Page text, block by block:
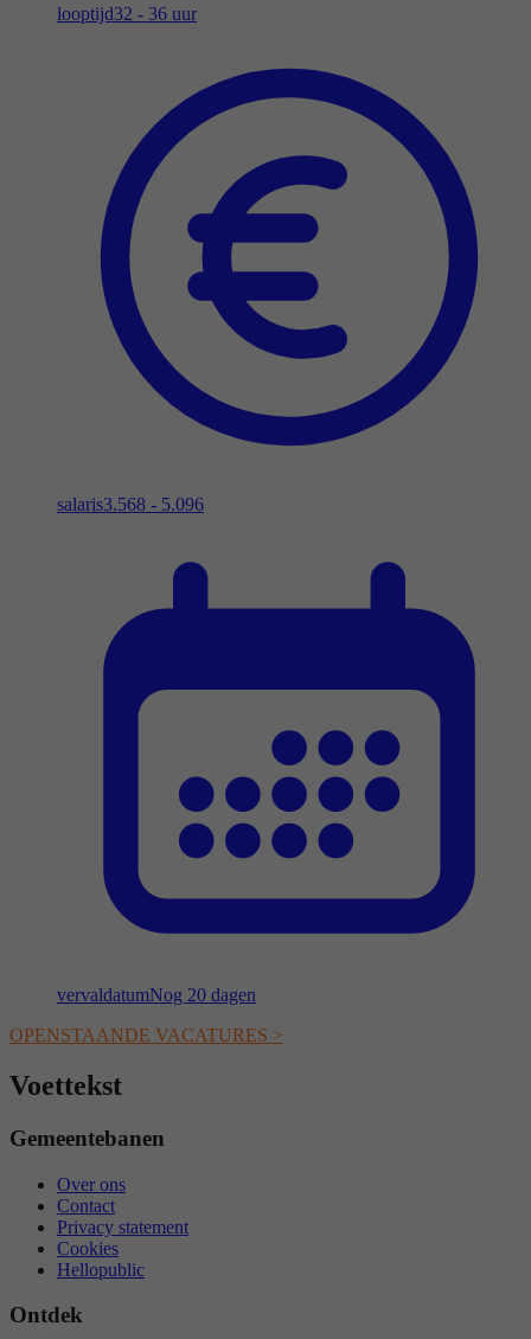
looptijd32 - 36 uur
salaris3.568 - 5.096
vervaldatumNog 20 dagen
OPENSTAANDE VACATURES >
Voettekst
Gemeentebanen
Over ons
Contact
Privacy statement
Cookies
Hellopublic
Ontdek